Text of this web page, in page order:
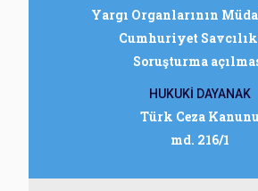
Yargı Organlarının
Cumhuriyet
Soruşturma
HUKUKİ DAYANAK
Türk Ceza
md. 216/1